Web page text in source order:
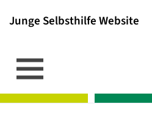
Junge Selbsthilfe Website
[1]
[2]
[3]